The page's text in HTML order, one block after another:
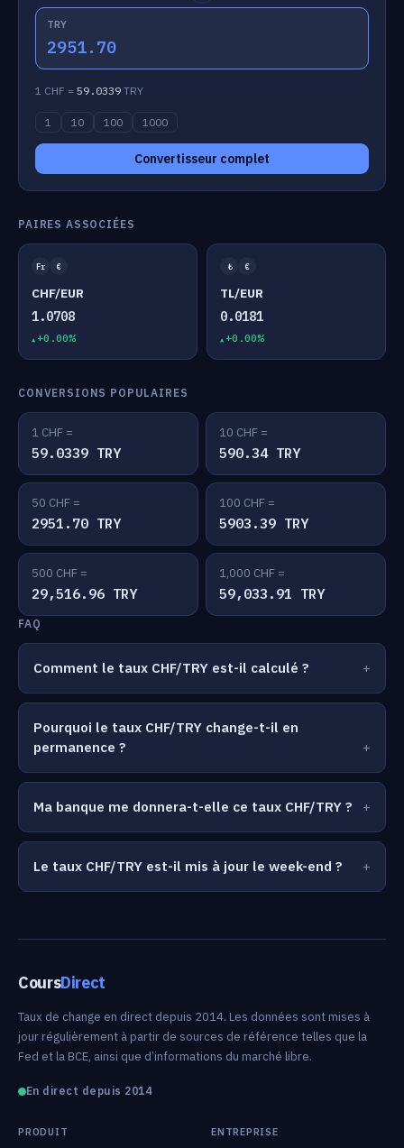
TRY
2951.70
1 CHF = 59.0339 TRY
1 10 100 1000
Convertisseur complet
PAIRES ASSOCIÉES
Fr €
CHF/EUR
1.0708
+0.00%
₺ €
TL/EUR
0.0181
+0.00%
CONVERSIONS POPULAIRES
1 CHF =
59.0339 TRY
10 CHF =
590.34 TRY
50 CHF =
2951.70 TRY
100 CHF =
5903.39 TRY
500 CHF =
29,516.96 TRY
1,000 CHF =
59,033.91 TRY
FAQ
Comment le taux CHF/TRY est-il calculé ?
Pourquoi le taux CHF/TRY change-t-il en
permanence ?
Ma banque me donnera-t-elle ce taux CHF/TRY ?
Le taux CHF/TRY est-il mis à jour le week-end ?
CoursDirect
Taux de change en direct depuis 2014. Les données sont mises à
jour régulièrement à partir de sources de référence telles que la
Fed et la BCE, ainsi que d’informations du marché libre.
En direct depuis 2014
PRODUIT ENTREPRISE